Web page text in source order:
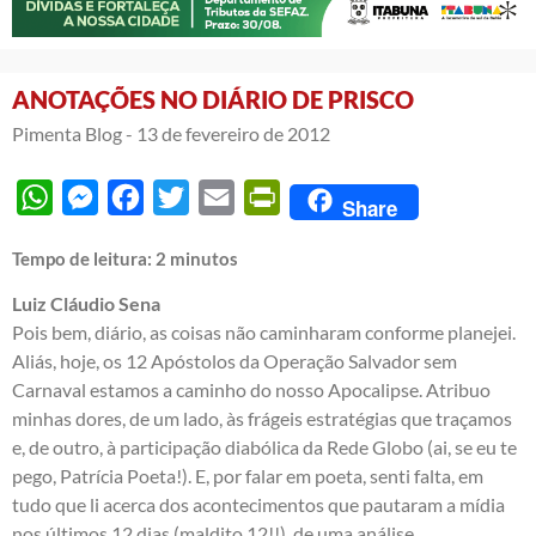
ANOTAÇÕES NO DIÁRIO DE PRISCO
Pimenta Blog - 13 de fevereiro de 2012
WhatsAppMessengerFacebook
Twitter Email PrintFriendly
Share
Tempo de leitura: 2 minutos
Luiz Cláudio Sena
Pois bem, diário, as coisas não caminharam conforme planejei.
Aliás, hoje, os 12 Apóstolos da Operação Salvador sem
Carnaval estamos a caminho do nosso Apocalipse. Atribuo
minhas dores, de um lado, às frágeis estratégias que traçamos
e, de outro, à participação diabólica da Rede Globo (ai, se eu te
pego, Patrícia Poeta!). E, por falar em poeta, senti falta, em
tudo que li acerca dos acontecimentos que pautaram a mídia